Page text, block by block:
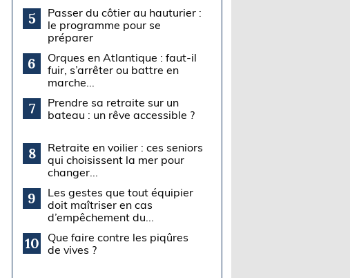
5
Passer du côtier au hauturier :
le programme pour se
préparer
6
Orques en Atlantique : faut-il
fuir, s’arrêter ou battre en
marche...
7
Prendre sa retraite sur un
bateau : un rêve accessible ?
8
Retraite en voilier : ces seniors
qui choisissent la mer pour
changer...
9
Les gestes que tout équipier
doit maîtriser en cas
d’empêchement du...
10
Que faire contre les piqûres
de vives ?